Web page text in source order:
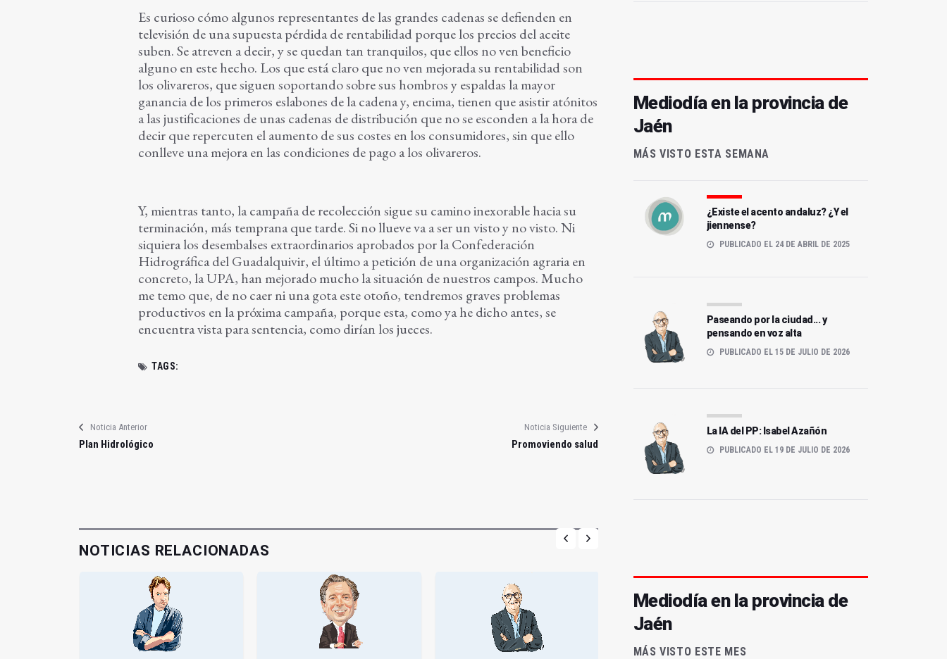
Es curioso cómo algunos representantes de las grandes cadenas se defienden en
televisión de una supuesta pérdida de rentabilidad porque los precios del aceite
suben. Se atreven a decir, y se quedan tan tranquilos, que ellos no ven beneficio
alguno en este hecho. Los que está claro que no ven mejorada su rentabilidad son
los olivareros, que siguen soportando sobre sus hombros y espaldas la mayor
ganancia de los primeros eslabones de la cadena y, encima, tienen que asistir atónitos
a las justificaciones de unas cadenas de distribución que no se esconden a la hora de
decir que repercuten el aumento de sus costes en los consumidores, sin que ello
conlleve una mejora en las condiciones de pago a los olivareros.
Y, mientras tanto, la campaña de recolección sigue su camino inexorable hacia su
terminación, más temprana que tarde. Si no llueve va a ser un visto y no visto. Ni
siquiera los desembalses extraordinarios aprobados por la Confederación
Hidrográfica del Guadalquivir, el último a petición de una organización agraria en
concreto, la UPA, han mejorado mucho la situación de nuestros campos. Mucho
me temo que, de no caer ni una gota este otoño, tendremos graves problemas
productivos en la próxima campaña, porque esta, como ya he dicho antes, se
encuentra vista para sentencia, como dirían los jueces.
TAGS:
Noticia Anterior
Plan Hidrológico
Noticia Siguiente
Promoviendo salud
NOTICIAS RELACIONADAS
Mediodía en la provincia de
Jaén
MÁS VISTO ESTA SEMANA
¿Existe el acento andaluz? ¿Y el
jiennense?
PUBLICADO EL 24 DE ABRIL DE 2025
Paseando por la ciudad... y
pensando en voz alta
PUBLICADO EL 15 DE JULIO DE 2026
La IA del PP: Isabel Azañón
PUBLICADO EL 19 DE JULIO DE 2026
Mediodía en la provincia de
Jaén
MÁS VISTO ESTE MES